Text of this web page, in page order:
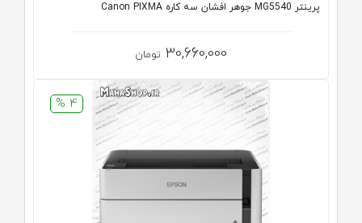
پرینتر MG5540 جوهر افشان سه کاره Canon PIXMA
30,660,000 تومان
4 %